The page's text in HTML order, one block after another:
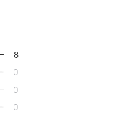
8
0
0
0